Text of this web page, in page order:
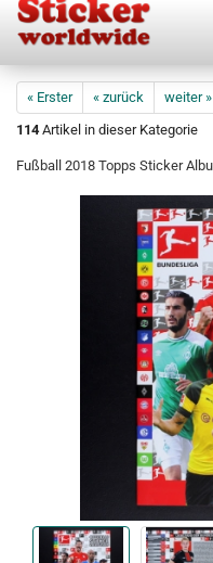
« Erster « zurück weiter »
114Artikel in dieser Kategorie
Fußball 2018 Topps Sticker